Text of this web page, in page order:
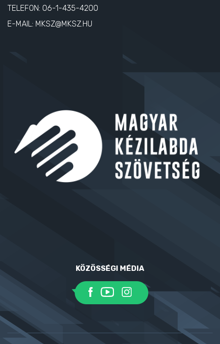
TELEFON: 06-1-435-4200
E-MAIL: MKSZ@MKSZ.HU
KÖZÖSSÉGI MÉDIA